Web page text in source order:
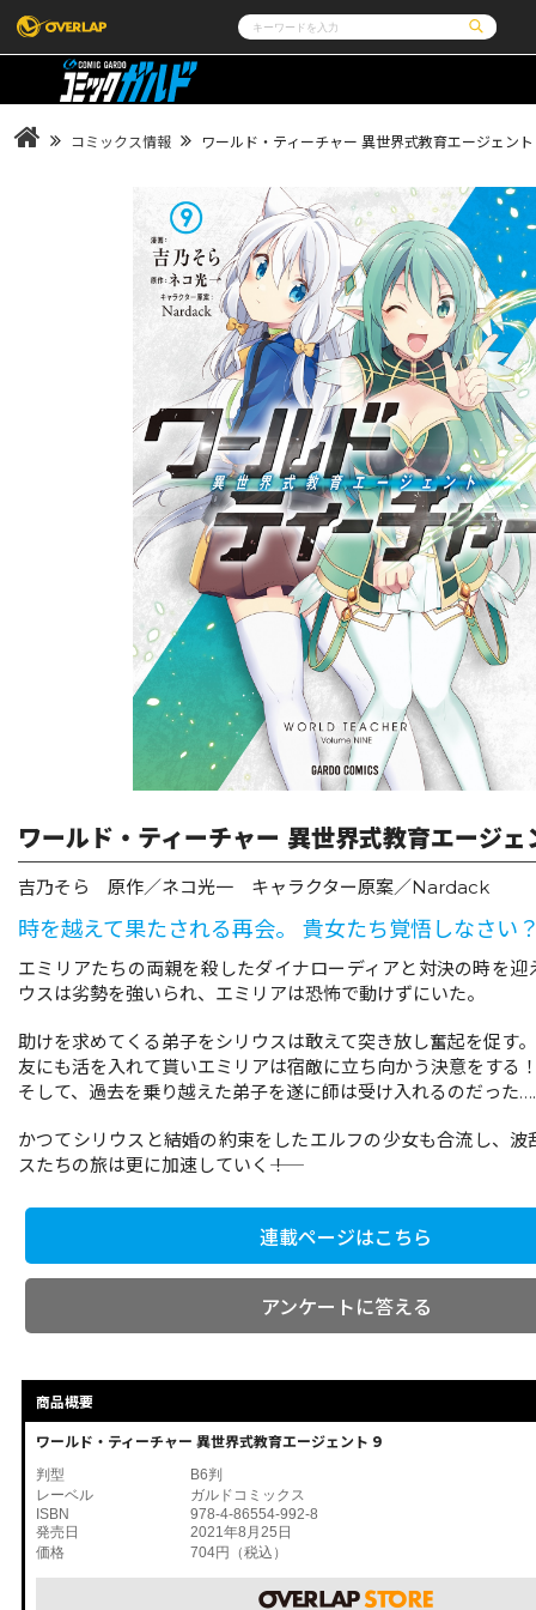
コミック
LiQulle
ライトノベル
ノベルスf
オーバーラップ広報室
オーバーラップホールディングス
お問い合わせは
オーバーラップ文庫 オーバーラップノベルス
オーバーラップノベルスf ロサージュノベルス
コミックガルド コミッククリエ
リキューレ コミックパルフェ
コミックエッセイ
閉じる
コミックス情報 ワールド・ティーチャー 異世界式教育エージェン
ワールド・ティーチャー 異世界式教育エージェ
吉乃そら 原作／ネコ光一 キャラクター原案／Nardack
時を越えて果たされる再会。 貴女たち覚悟しなさい
エミリアたちの両親を殺したダイナローディアと対決の時を迎
ウスは劣勢を強いられ、エミリアは恐怖で動けずにいた。
助けを求めてくる弟子をシリウスは敢えて突き放し奮起を促す。
友にも活を入れて貰いエミリアは宿敵に立ち向かう決意をする
そして、過去を乗り越えた弟子を遂に師は受け入れるのだった
かつてシリウスと結婚の約束をしたエルフの少女も合流し、波
スたちの旅は更に加速していく――！
連載ページはこちら
アンケートに答える
商品概要
ワールド・ティーチャー 異世界式教育エージェント 9
判型
B6判
レーベル
ガルドコミックス
ISBN
978-4-86554-992-8
発売日
2021年8月25日
価格
704円（税込）